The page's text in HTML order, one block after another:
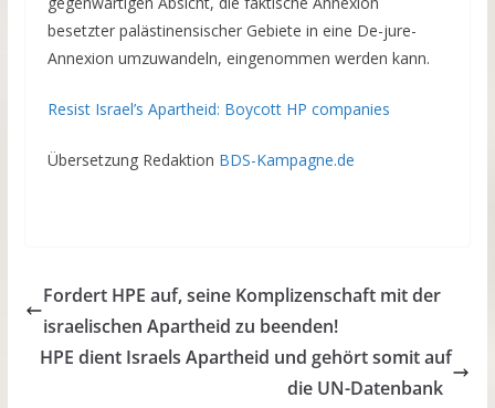
besetzter palästinensischer Gebiete in eine De-jure-
Annexion umzuwandeln, eingenommen werden kann.
Resist Israel’s Apartheid: Boycott HP companies
Übersetzung Redaktion BDS-Kampagne.de
Fordert HPE auf, seine Komplizenschaft mit der
israelischen Apartheid zu beenden!
HPE dient Israels Apartheid und gehört somit auf
die UN-Datenbank